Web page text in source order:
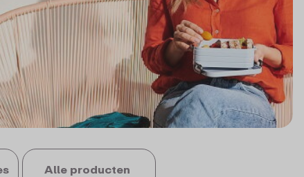
Alle producten